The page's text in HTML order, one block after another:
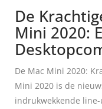
De
Mini 2020:
De Mac Mini 2020:
Mini 2020 is de
indrukwekkende line-